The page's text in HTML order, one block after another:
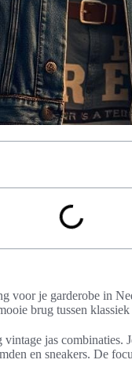
voor je garderobe in
brug tussen
jas combinaties.
en sneakers. De